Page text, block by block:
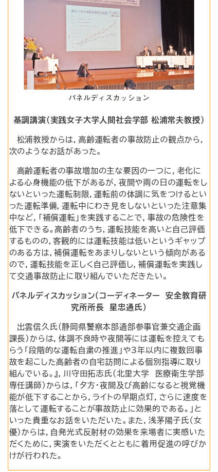
基調講演（実践女子大学人間社会学部 松浦常夫教授）
松浦教授からは，高齢運転者の事故防止の観点から，
次のようなお話があった。
高齢運転者の事故増加の主な要因の一つに，老化に
よる心身機能の低下があるが，夜間や雨の日の運転をし
ないといった運転制限，運転前の体調に気をつけるとい
った運転準備，運転中にわき見をしないといった注意集
中など，「補償運転」を実践することで，事故の危険性を
低下できる。高齢者のうち，運転技能を高いと自己評価
するものの，客観的には運転技能は低いというギャップ
のある方は，補償運転をあまりしないという傾向がある
ので，運転技能を正しく自己評価し，補償運転を実践し
て交通事故防止に取り組んでいただきたい。
パネルディスカッション（コーディネーター 安全教育研
究所所長 星忠通氏）
出雲信久氏（静岡県警察本部通部参事官兼交通企画
課長）からは，体調不良時や夜間等には運転を控えても
らう「段階的な運転自粛の推進」や3年以内に複数回事
故を起こした高齢者の自宅訪問による個別指導に取り
組んでいる。』，川守田拓志氏（北里大学 医療衛生学部
専任講師）からは，「夕方・夜間及び高齢になると視覚機
能が低下することから，ライトの早期点灯，さらに速度を
落として運転することが事故防止に効果的である。」と
いった貴重なお話をいただいた。また，浅茅陽子氏（女
優）からは，自発光式反射材の効果を来場者に実感いた
だくために，実演をいただくとともに着用促進の呼びか
けが行われた。